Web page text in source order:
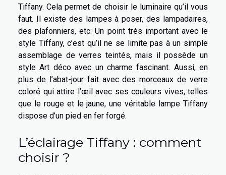
Tiffany. Cela permet de choisir le luminaire qu’il vous
faut. Il existe des lampes à poser, des lampadaires,
des plafonniers, etc. Un point très important avec le
style Tiffany, c’est qu’il ne se limite pas à un simple
assemblage de verres teintés, mais il possède un
style Art déco avec un charme fascinant. Aussi, en
plus de l’abat-jour fait avec des morceaux de verre
coloré qui attire l’œil avec ses couleurs vives, telles
que le rouge et le jaune, une véritable lampe Tiffany
dispose d’un pied en fer forgé.
L’éclairage Tiffany : comment
choisir ?